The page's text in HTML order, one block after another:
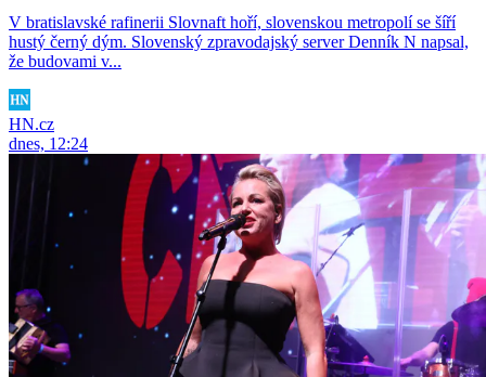
V bratislavské rafinerii Slovnaft hoří, slovenskou metropolí se šíří
hustý černý dým. Slovenský zpravodajský server Denník N napsal,
že budovami v...
HN.cz
dnes, 12:24